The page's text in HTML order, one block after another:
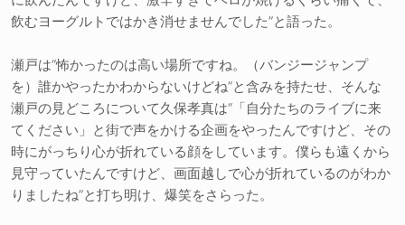
飲むヨーグルトではかき消せませんでした”と語った。
瀬戸は“怖かったのは高い場所ですね。（バンジージャンプ
を）誰かやったかわからないけどね”と含みを持たせ、そんな
瀬戸の見どころについて久保孝真は“「自分たちのライブに来
てください」と街で声をかける企画をやったんですけど、その
時にがっちり心が折れている顔をしています。僕らも遠くから
見守っていたんですけど、画面越しで心が折れているのがわか
りましたね”と打ち明け、爆笑をさらった。